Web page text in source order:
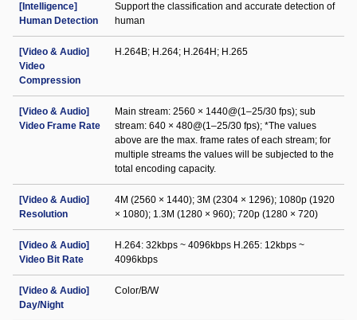
[Intelligence]
Human Detection
Support the classification and accurate detection of
human
[Video & Audio]
Video
Compression
H.264B; H.264; H.264H; H.265
[Video & Audio]
Video Frame Rate
Main stream: 2560 × 1440@(1–25/30 fps); sub
stream: 640 × 480@(1–25/30 fps); *The values
above are the max. frame rates of each stream; for
multiple streams the values will be subjected to the
total encoding capacity.
[Video & Audio]
Resolution
4M (2560 × 1440); 3M (2304 × 1296); 1080p (1920
× 1080); 1.3M (1280 × 960); 720p (1280 × 720)
[Video & Audio]
Video Bit Rate
H.264: 32kbps ~ 4096kbps H.265: 12kbps ~
4096kbps
[Video & Audio]
Day/Night
Color/B/W